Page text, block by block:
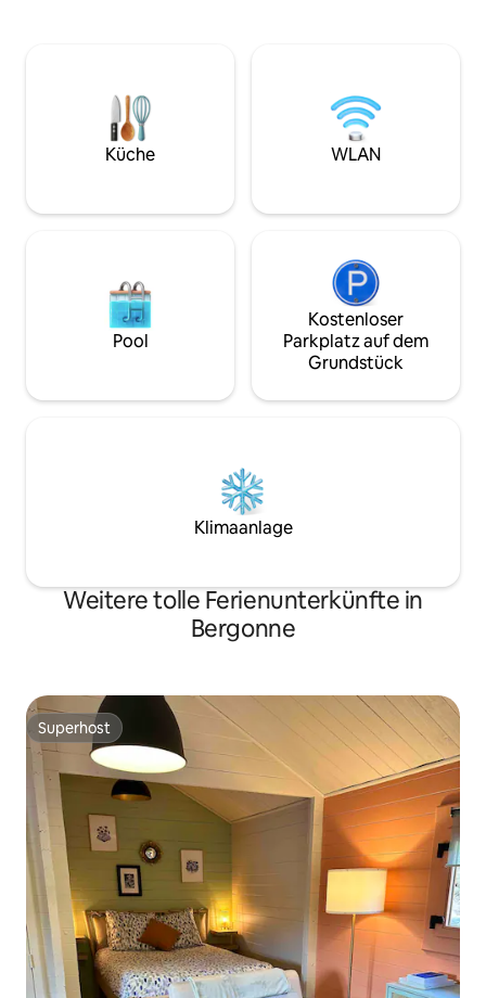
Pétanque-Spiele 10 km zur A75,
Einkaufsmöglichkeiten, Restaurants,
Schwimmbad, Bowling, Kino
Vulkane•See•Fluss•Ski•Schloss•Museum•Zoo•Pädagogischer
(nicht
Komfort. Im
authentischen
Küche WLAN
Pool
Kostenloser
Parkplatz auf dem
Grundstück
Klimaanlage
Weitere tolle Ferienunterkünfte in
Bergonne
Superhost
Superhost